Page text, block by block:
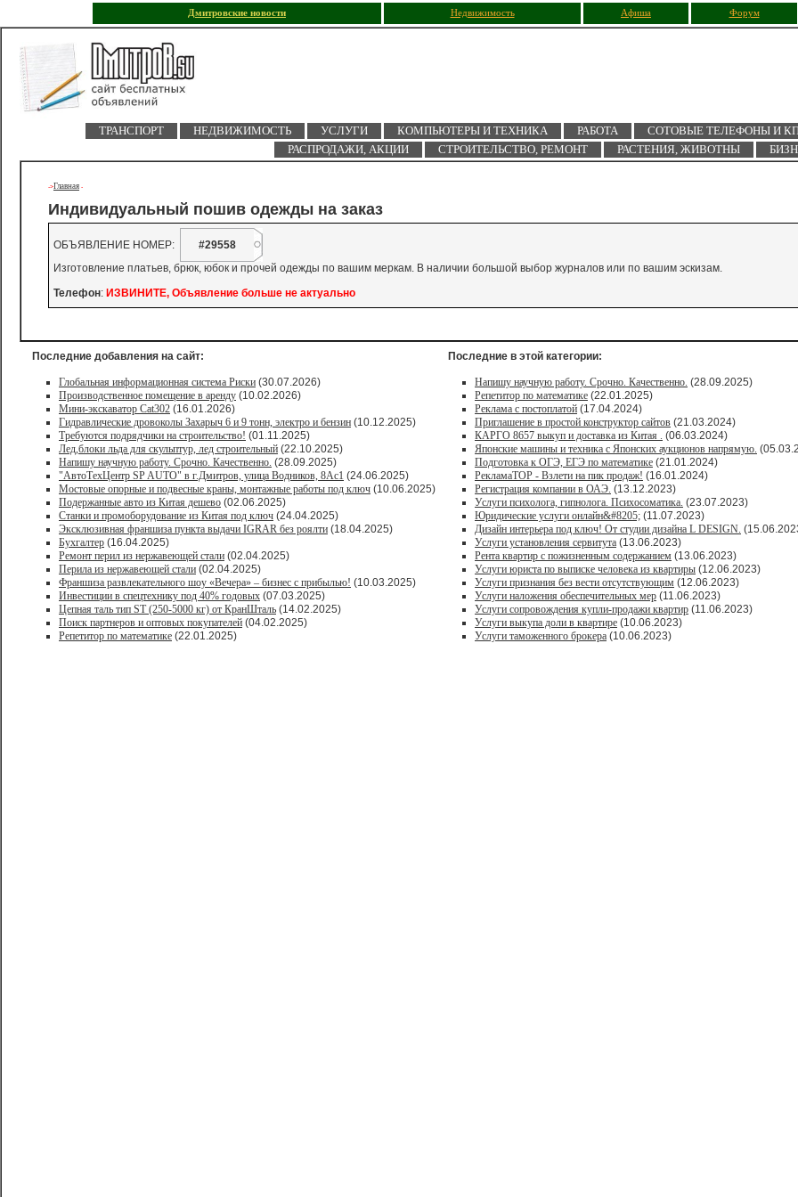
Дмитровские новости Недвижимость Афиша Форум
ТРАНСПОРТ НЕДВИЖИМОСТЬ УСЛУГИ КОМПЬЮТЕРЫ И ТЕХНИКА РАБОТА СОТОВЫЕ ТЕЛЕФОНЫ И
РАСПРОДАЖИ, АКЦИИ
СТРОИТЕЛЬСТВО, РЕМОНТ РАСТЕНИЯ, ЖИВОТНЫ
->Главная -
Индивидуальный пошив одежды на заказ
ОБЪЯВЛЕНИЕ НОМЕР:
#29558
Изготовление платьев, брюк, юбок и прочей одежды по вашим меркам. В наличии большой выбор журналов или по вашим эскизам.
Телефон: ИЗВИНИТЕ, Объявление больше не актуально
Последние добавления на сайт:
Глобальная информационная система Риски (30.07.2026)
Производственное помещение в аренду (10.02.2026)
Мини-экскаватор Cat302 (16.01.2026)
Гидравлические дровоколы Захарыч 6 и 9 тонн, электро и бензин (10.12.2025)
Требуются подрядчики на строительство! (01.11.2025)
Лед,блоки льда для скульптур, лед строительный (22.10.2025)
Напишу научную работу. Срочно. Качественно. (28.09.2025)
"АвтоТехЦентр SP AUTO" в г.Дмитров, улица Водников, 8Ас1 (24.06.2025)
Мостовые опорные и подвесные краны, монтажные работы под ключ (10.06.2025)
Подержанные авто из Китая дешево (02.06.2025)
Станки и промоборудование из Китая под ключ (24.04.2025)
Эксклюзивная франшиза пункта выдачи IGRAR без роялти (18.04.2025)
Бухгалтер (16.04.2025)
Ремонт перил из нержавеющей стали (02.04.2025)
Перила из нержавеющей стали (02.04.2025)
Франшиза развлекательного шоу «Вечера» – бизнес с прибылью! (10.03.2025)
Инвестиции в спецтехнику под 40% годовых (07.03.2025)
Цепная таль тип ST (250-5000 кг) от КранШталь (14.02.2025)
Поиск партнеров и оптовых покупателей (04.02.2025)
Репетитор по математике (22.01.2025)
Последние в этой категории:
Напишу научную работу. Срочно. Качественно. (28.09.2025)
Репетитор по математике (22.01.2025)
Реклама с постоплатой (17.04.2024)
Приглашение в простой конструктор сайтов (21.03.2024)
КАРГО 8657 выкуп и доставка из Китая . (06.03.2024)
Японские машины и техника с Японских аукционов напрямую.
Подготовка к ОГЭ, ЕГЭ по математике (21.01.2024)
РекламаТОР - Взлети на пик продаж! (16.01.2024)
Регистрация компании в ОАЭ. (13.12.2023)
Услуги психолога, гипнолога. Психосоматика. (23.07.2023)
Юридические услуги онлайн&#8205; (11.07.2023)
Дизайн интерьера под ключ! От студии дизайна L DESIGN.
Услуги установления сервитута (13.06.2023)
Рента квартир с пожизненным содержанием (13.06.2023)
Услуги юриста по выписке человека из квартиры (12.06.2023)
Услуги признания без вести отсутствующим (12.06.2023)
Услуги наложения обеспечительных мер (11.06.2023)
Услуги сопровождения купли-продажи квартир (11.06.2023)
Услуги выкупа доли в квартире (10.06.2023)
Услуги таможенного брокера (10.06.2023)